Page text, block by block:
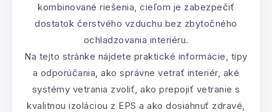
kombinované riešenia, cieľom je zabezpečiť
dostatok čerstvého vzduchu bez zbytočného
ochladzovania interiéru.
Na tejto stránke nájdete praktické informácie, tipy
a odporúčania, ako správne vetrať interiér, aké
systémy vetrania zvoliť, ako prepojiť vetranie s
kvalitnou izoláciou z EPS a ako dosiahnuť zdravé,